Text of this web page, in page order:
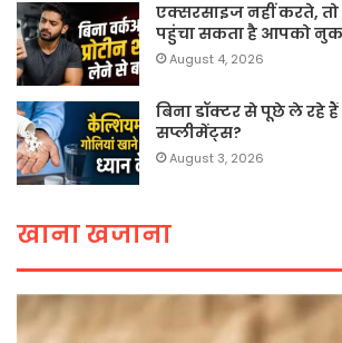
एक्सरसाइज नहीं करते, तो
पहुंचा सकता है आपको
August 4, 2026
बिना डॉक्टर से पूछे ले रहे
सप्लीमेंट्स?
August 3, 2026
खाना खजाना